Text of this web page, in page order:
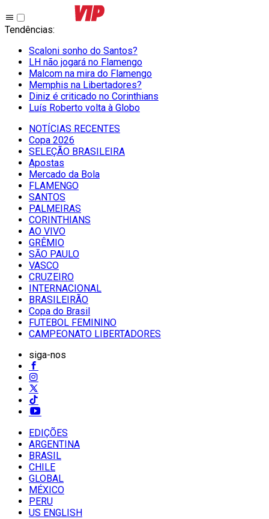
Tendências:
Scaloni sonho do Santos?
LH não jogará no Flamengo
Malcom na mira do Flamengo
Memphis na Libertadores?
Diniz é criticado no Corinthians
Luís Roberto volta à Globo
NOTÍCIAS RECENTES
Copa 2026
SELEÇÃO BRASILEIRA
Apostas
Mercado da Bola
FLAMENGO
SANTOS
PALMEIRAS
CORINTHIANS
AO VIVO
GRÊMIO
SĀO PAULO
VASCO
CRUZEIRO
INTERNACIONAL
BRASILEIRÃO
Copa do Brasil
FUTEBOL FEMININO
CAMPEONATO LIBERTADORES
siga-nos
EDIÇÕES
ARGENTINA
BRASIL
CHILE
GLOBAL
MÉXICO
PERU
US ENGLISH